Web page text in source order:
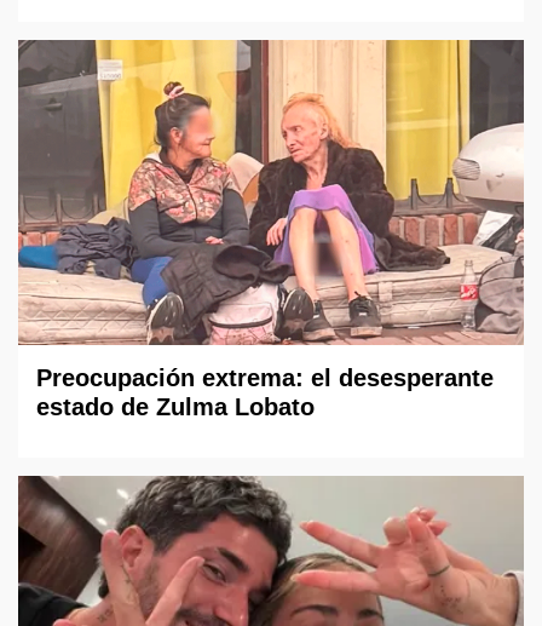
Preocupación extrema: el desesperante
estado de Zulma Lobato